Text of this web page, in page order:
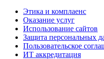
Этика и комплаенс
Оказание услуг
Использование сайтов
Защита персональных
Пользовательское
ИТ аккредитация